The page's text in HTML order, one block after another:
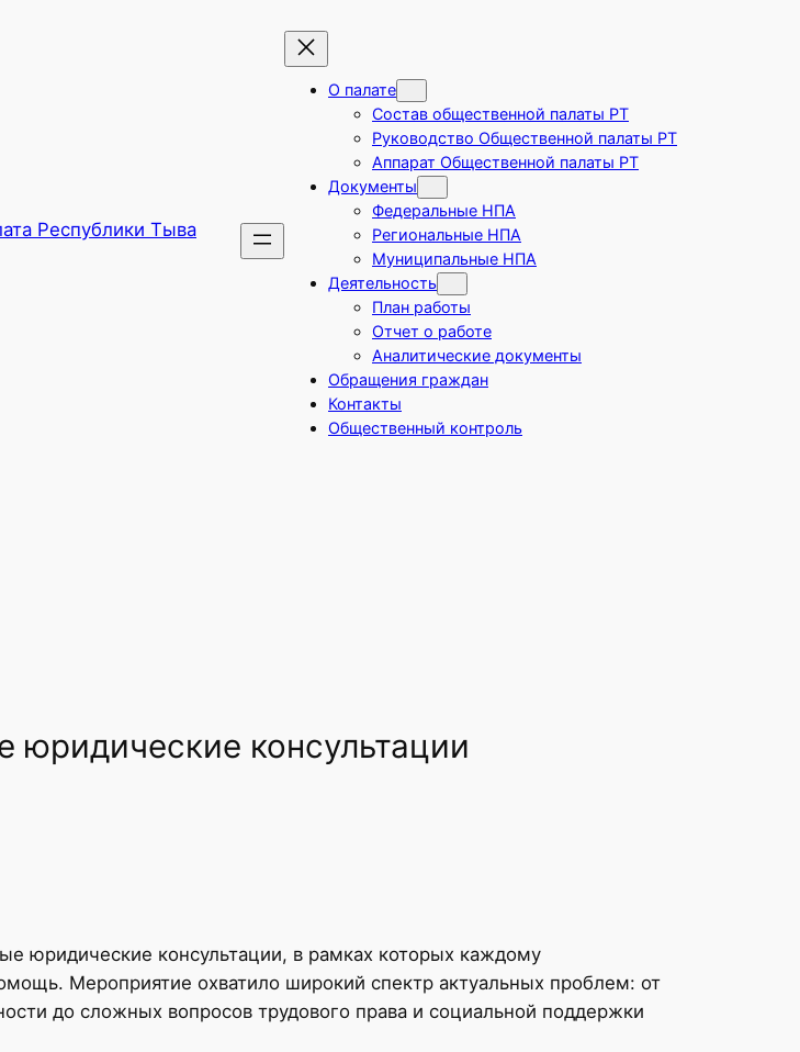
Республики Тыва
О палате
Состав общественной палаты РТ
Руководство Общественной палаты РТ
Аппарат Общественной палаты РТ
Документы
Федеральные НПА
Региональные НПА
Муниципальные НПА
Деятельность
План работы
Отчет о работе
Аналитические документы
Обращения граждан
Контакты
Общественный контроль
юридические консультации
юридические консультации, в рамках которых каждому
Мероприятие охватило широкий спектр актуальных проблем: от
до сложных вопросов трудового права и социальной поддержки